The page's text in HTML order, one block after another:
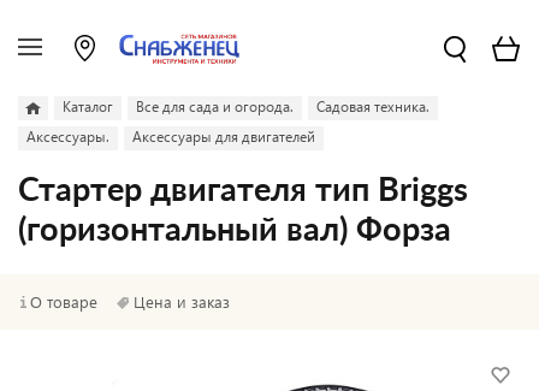
Каталог Все для сада и огорода.
Садовая техника.
Аксессуары.
Аксессуары для двигателей
Стартер двигателя тип Briggs
(горизонтальный вал) Форза
О товаре Цена и заказ